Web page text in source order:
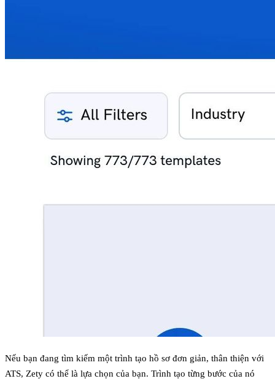
Nếu bạn đang tìm kiếm một trình tạo hồ sơ đơn giản, thân thiện với
ATS, Zety có thể là lựa chọn của bạn. Trình tạo từng bước của nó